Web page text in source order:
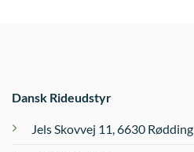
Dansk Rideudstyr
Jels Skovvej 11, 6630 Rødding